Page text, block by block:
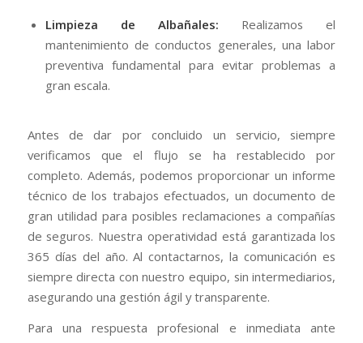
Limpieza de Albañales: Realizamos el
mantenimiento de conductos generales, una labor
preventiva fundamental para evitar problemas a
gran escala.
Antes de dar por concluido un servicio, siempre
verificamos que el flujo se ha restablecido por
completo. Además, podemos proporcionar un informe
técnico de los trabajos efectuados, un documento de
gran utilidad para posibles reclamaciones a compañías
de seguros. Nuestra operatividad está garantizada los
365 días del año. Al contactarnos, la comunicación es
siempre directa con nuestro equipo, sin intermediarios,
asegurando una gestión ágil y transparente.
Para una respuesta profesional e inmediata ante